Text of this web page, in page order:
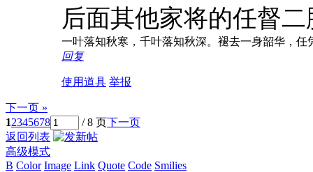
后面其他家将的任督
一叶落知秋寒，千叶落知秋深。褪去一身韶华，
回复
使用道具 举报
下一页 »
12345678 / 8 页下一页
返回列表
高级模式
B Color Image Link Quote Code Smilies